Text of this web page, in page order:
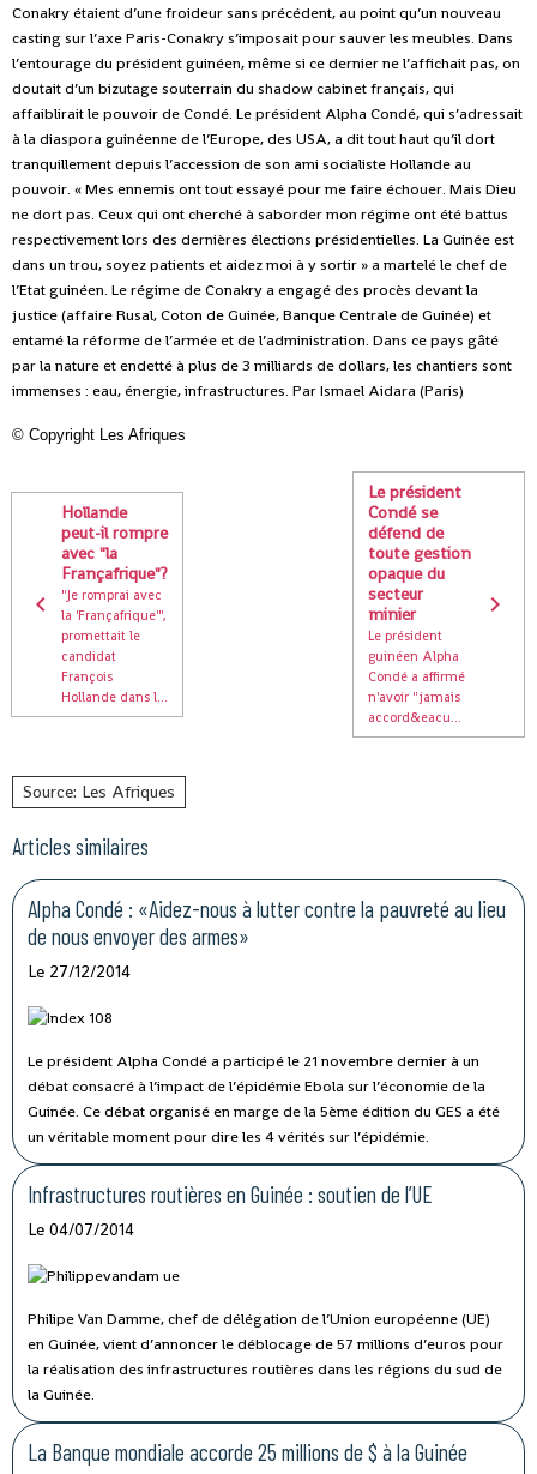
Conakry étaient d’une froideur sans précédent, au point qu’un nouveau
casting sur l’axe Paris-Conakry s’imposait pour sauver les meubles. Dans
l’entourage du président guinéen, même si ce dernier ne l’affichait pas, on
doutait d’un bizutage souterrain du shadow cabinet français, qui
affaiblirait le pouvoir de Condé. Le président Alpha Condé, qui s’adressait
à la diaspora guinéenne de l’Europe, des USA, a dit tout haut qu’il dort
tranquillement depuis l’accession de son ami socialiste Hollande au
pouvoir. « Mes ennemis ont tout essayé pour me faire échouer. Mais Dieu
ne dort pas. Ceux qui ont cherché à saborder mon régime ont été battus
respectivement lors des dernières élections présidentielles. La Guinée est
dans un trou, soyez patients et aidez moi à y sortir » a martelé le chef de
l’Etat guinéen. Le régime de Conakry a engagé des procès devant la
justice (affaire Rusal, Coton de Guinée, Banque Centrale de Guinée) et
entamé la réforme de l’armée et de l’administration. Dans ce pays gâté
par la nature et endetté à plus de 3 milliards de dollars, les chantiers sont
immenses : eau, énergie, infrastructures. Par Ismael Aidara (Paris)
© Copyright Les Afriques
Hollande
peut-il rompre
avec "la
Françafrique"?
"Je romprai avec
la 'Françafrique'",
promettait le
candidat
François
Hollande dans l...
Le président
Condé se
défend de
toute gestion
opaque du
secteur
minier
Le président
guinéen Alpha
Condé a affirmé
n'avoir "jamais
accord&eacu...
Source: Les Afriques
Articles similaires
Alpha Condé : «Aidez-nous à lutter contre la pauvreté au lieu
de nous envoyer des armes»
Le 27/12/2014
Le président Alpha Condé a participé le 21 novembre dernier à un
débat consacré à l’impact de l’épidémie Ebola sur l’économie de la
Guinée. Ce débat organisé en marge de la 5ème édition du GES a été
un véritable moment pour dire les 4 vérités sur l’épidémie.
Infrastructures routières en Guinée : soutien de l’UE
Le 04/07/2014
Philipe Van Damme, chef de délégation de l’Union européenne (UE)
en Guinée, vient d’annoncer le déblocage de 57 millions d’euros pour
la réalisation des infrastructures routières dans les régions du sud de
la Guinée.
La Banque mondiale accorde 25 millions de $ à la Guinée